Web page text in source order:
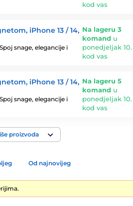
kod vas
iPhone 13 / 14,
snage, elegancije i
Na lageru 3
komand u
ponedjeljak 10.
kod vas
iPhone 13 / 14,
snage, elegancije i
Na lageru 5
komand u
ponedjeljak 10.
kod vas
proizvoda
Od najnovijeg